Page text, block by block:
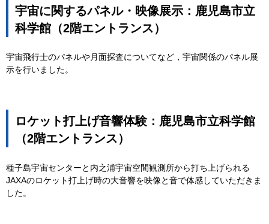
宇宙に関するパネル・映像展示：鹿児島市立
科学館（2階エントランス）
宇宙飛行士のパネルや月面探査についてなど，宇宙関係のパネル展
示を行いました。
ロケット打上げ音響体験：鹿児島市立科学館
（2階エントランス）
種子島宇宙センターと内之浦宇宙空間観測所から打ち上げられる
JAXAのロケット打上げ時の大音響を映像と音で体感していただきま
した。